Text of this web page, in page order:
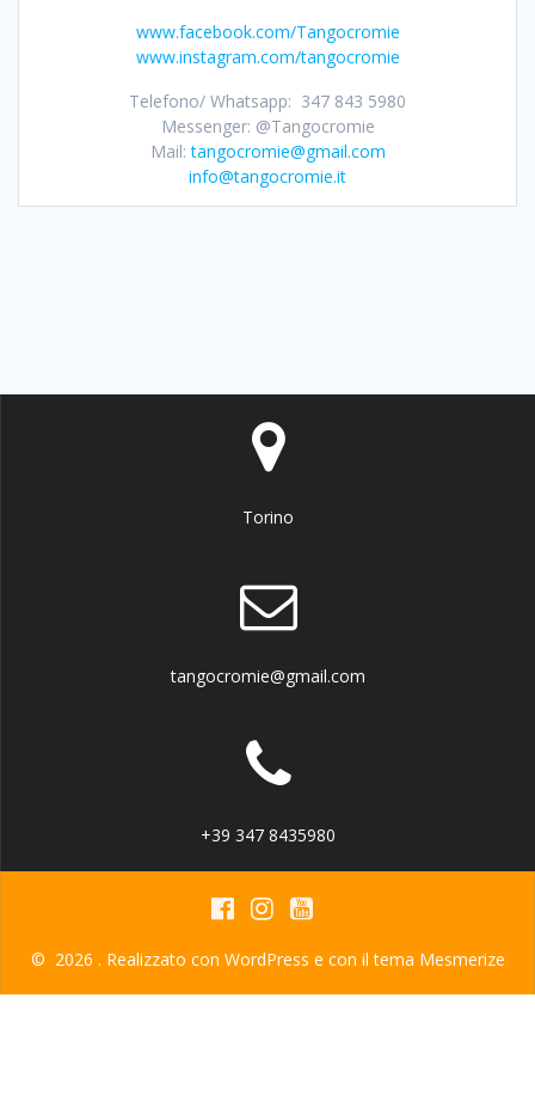
www.facebook.com/Tangocromie
www.instagram.com/tangocromie
Telefono/ Whatsapp: 347 843 5980
Messenger: @Tangocromie
Mail:tangocromie@gmail.com
info@tangocromie.it
Torino
tangocromie@gmail.com
+39 347 8435980
© 2026 . Realizzato con WordPress e con il tema Mesmerize